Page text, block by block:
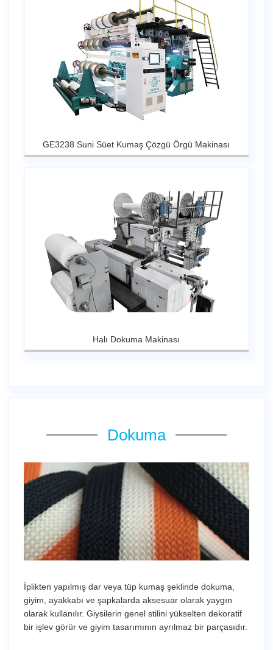
GE3238 Suni Süet Kumaş Çözgü Örgü Makinası
Halı Dokuma Makinası
Dokuma
İplikten yapılmış dar veya tüp kumaş şeklinde dokuma,
giyim, ayakkabı ve şapkalarda aksesuar olarak yaygın
olarak kullanılır. Giysilerin genel stilini yükselten dekoratif
bir işlev görür ve giyim tasarımının ayrılmaz bir parçasıdır.